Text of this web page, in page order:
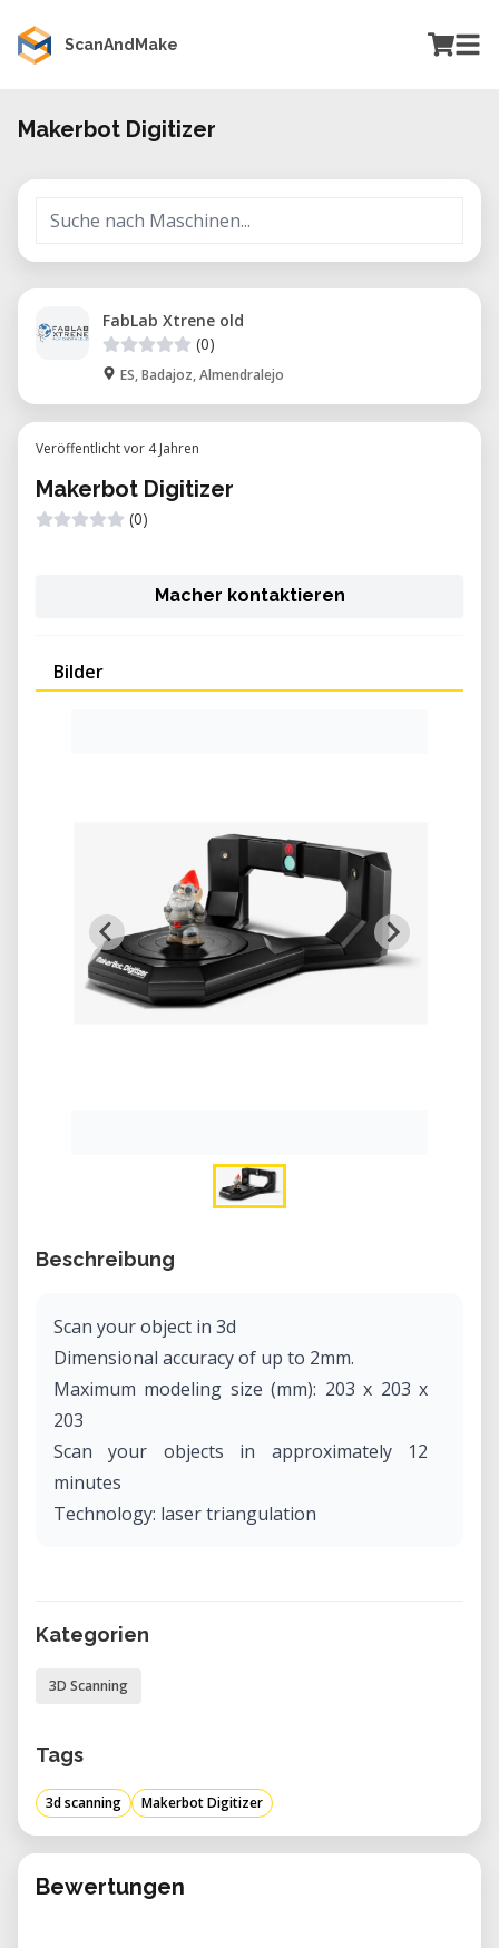
ScanAndMake
Makerbot Digitizer
FabLab Xtrene old
(0)
ES, Badajoz, Almendralejo
Veröffentlicht vor 4 Jahren
Makerbot Digitizer
(0)
Macher kontaktieren
Bilder
Beschreibung
Scan your object in 3d
Dimensional accuracy of up to 2mm.
Maximum modeling size (mm): 203 x 203 x
203
Scan your objects in approximately 12
minutes
Technology: laser triangulation
Kategorien
3D Scanning
Tags
3d scanning Makerbot Digitizer
Bewertungen